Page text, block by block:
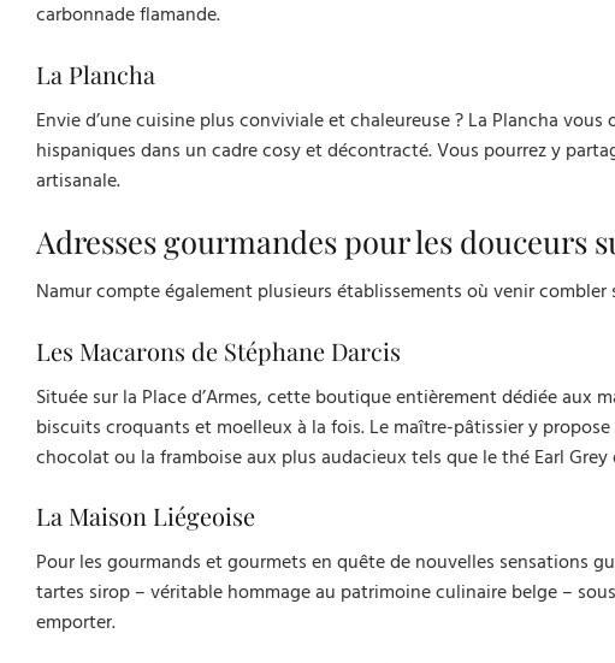
carbonnade flamande.
La Plancha
Envie d’une cuisine plus conviviale et chaleureuse ? La Plancha
hispaniques dans un cadre cosy et décontracté. Vous pourrez y
artisanale.
Adresses gourmandes pour les douceurs
Namur compte également plusieurs établissements où venir combler
Les Macarons de Stéphane Darcis
Située sur la Place d’Armes, cette boutique entièrement dédiée aux
biscuits croquants et moelleux à la fois. Le maître-pâtissier y
chocolat ou la framboise aux plus audacieux tels que le thé Earl Grey
La Maison Liégeoise
Pour les gourmands et gourmets en quête de nouvelles sensations
tartes sirop – véritable hommage au patrimoine culinaire belge –
emporter.